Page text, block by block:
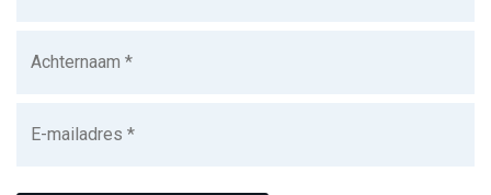
mailadres
(Vereist)